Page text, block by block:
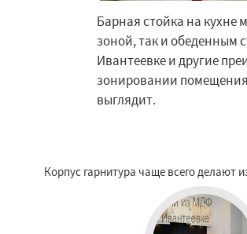
Барная стойка на кухне
зоной, так и обеденным
Ивантеевке и другие
зонировании
выглядит.
Корпус гарнитура чаще всего